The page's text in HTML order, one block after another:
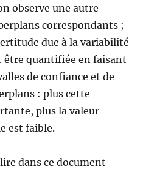
observe une autre
correspondants ;
due à la variabilité
être quantifiée en faisant
de confiance et de
: plus cette
plus la valeur
est faible.
dans ce document